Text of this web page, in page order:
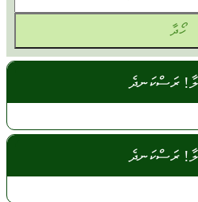
ރަސްކަނދެ
ރަސްކަނދެ